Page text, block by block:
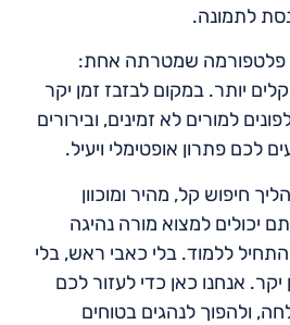
לתמונה.
פלטפורמה שמטרתה אחת:
יותר. במקום לבזבז זמן יקר
למורים לא זמינים, ובירורים
לכם פתרון אופטימלי ויעיל.
חיפוש קל, מהיר ומוכוון
יכולים למצוא מורה נהיגה
ללמוד. בלי כאבי ראש, בלי
יקר. אנחנו כאן כדי לעזור לכם
ולהפוך לנהגים בטוחים